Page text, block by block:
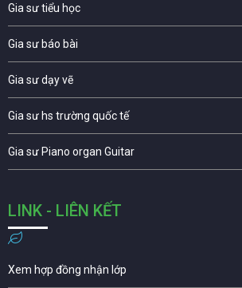
Gia sư tiểu học
Gia sư báo bài
Gia sư dạy vẽ
Gia sư hs trường quốc tế
Gia sư Piano organ Guitar
LINK - LIÊN KẾT
Xem hợp đồng nhận lớp